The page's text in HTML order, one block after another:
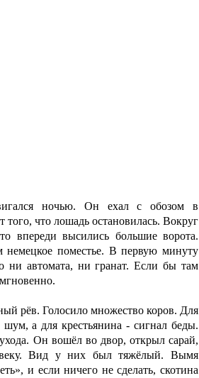
ночью. Он ехал с обозом в
что лошадь остановилась. Вокруг
впереди высились большие ворота.
немецкое поместье. В первую минуту
ни автомата, ни гранат. Если бы там
рёв. Голосило множество коров. Для
а для крестьянина - сигнал беды.
Он вошёл во двор, открыл сарай,
Вид у них был тяжёлый. Вымя
и если ничего не сделать, скотина